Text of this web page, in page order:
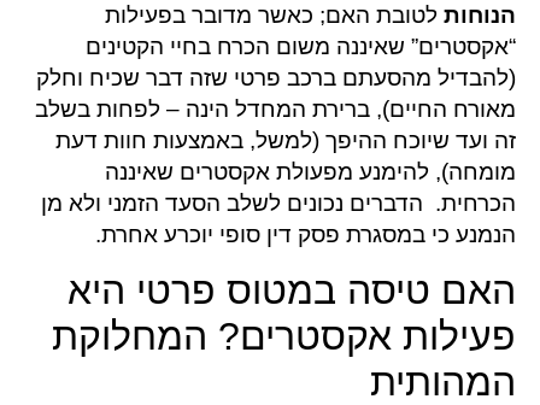
הנוחות לטובת האם; כאשר מדובר בפעילות
“אקסטרים” שאיננה משום הכרח בחיי הקטינים
(להבדיל מהסעתם ברכב פרטי שזה דבר שכיח וחלק
מאורח החיים), ברירת המחדל הינה – לפחות בשלב
זה ועד שיוכח ההיפך (למשל, באמצעות חוות דעת
מומחה), להימנע מפעולת אקסטרים שאיננה
הכרחית. הדברים נכונים לשלב הסעד הזמני ולא מן
הנמנע כי במסגרת פסק דין סופי יוכרע אחרת.
האם טיסה במטוס פרטי היא
פעילות אקסטרים? המחלוקת
המהותית